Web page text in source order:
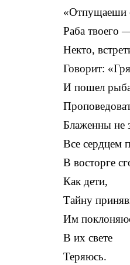
«Отпущаеши
Раба твоего
Некто,
Говорит:
И пошел
Блаженны не
Все сердцем
В восторге
Как дети,
Тайну
Им
В их свете
Теряюсь.